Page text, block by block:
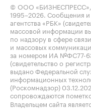
© ООО
1995–2026 . Сообщения
агентства «РБК»
массовой информации
по надзору в сфере
и массовых
за номером ИА №ФС77-
(свидетельство о
выдано Федеральной
информационных
(Роскомнадзор)
сопровождаются
Владельцем сайта